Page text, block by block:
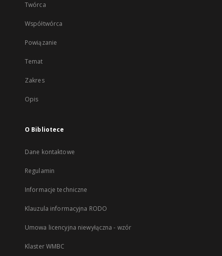
Twórca
Współtwórca
Powiązanie
Temat
Zakres
Opis
O Bibliotece
Dane kontaktowe
Regulamin
Informacje techniczne
Klauzula informacyjna RODO
Umowa licencyjna niewyłączna - wzór
Klaster WMBC